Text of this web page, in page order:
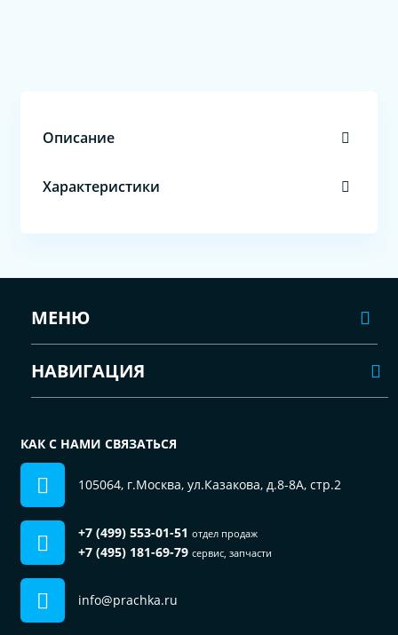
Описание
Характеристики
МЕНЮ
НАВИГАЦИЯ
КАК С НАМИ СВЯЗАТЬСЯ
105064, г.Москва, ул.Казакова, д.8-8А, стр.2
+7 (499) 553-01-51 отдел продаж
+7 (495) 181-69-79 сервис, запчасти
info@prachka.ru